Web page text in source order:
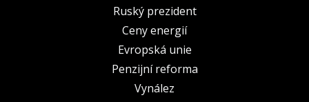
Ruský prezident
Ceny energií
Evropská unie
Penzijní reforma
Vynález